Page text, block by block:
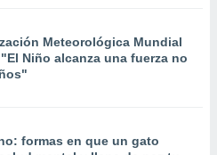
Meteorológica Mundial
Niño alcanza una fuerza no
formas en que un gato